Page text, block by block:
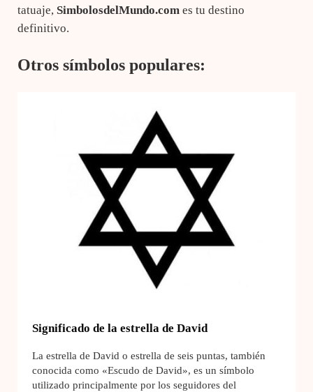
tatuaje, SimbolosdelMundo.comes tu destino
definitivo.
Otros símbolos populares:
Significado de la estrella de David
La estrella de David o estrella de seis puntas, también
conocida como «Escudo de David», es un símbolo
utilizado principalmente por los seguidores del